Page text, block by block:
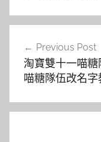
覽
Previous Post
淘寶雙十一喵
喵糖隊伍改名字